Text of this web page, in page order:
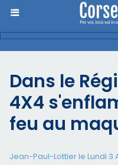
Dans le
4X4
feu au
Jean-Paul-Lottier le Lundi 3